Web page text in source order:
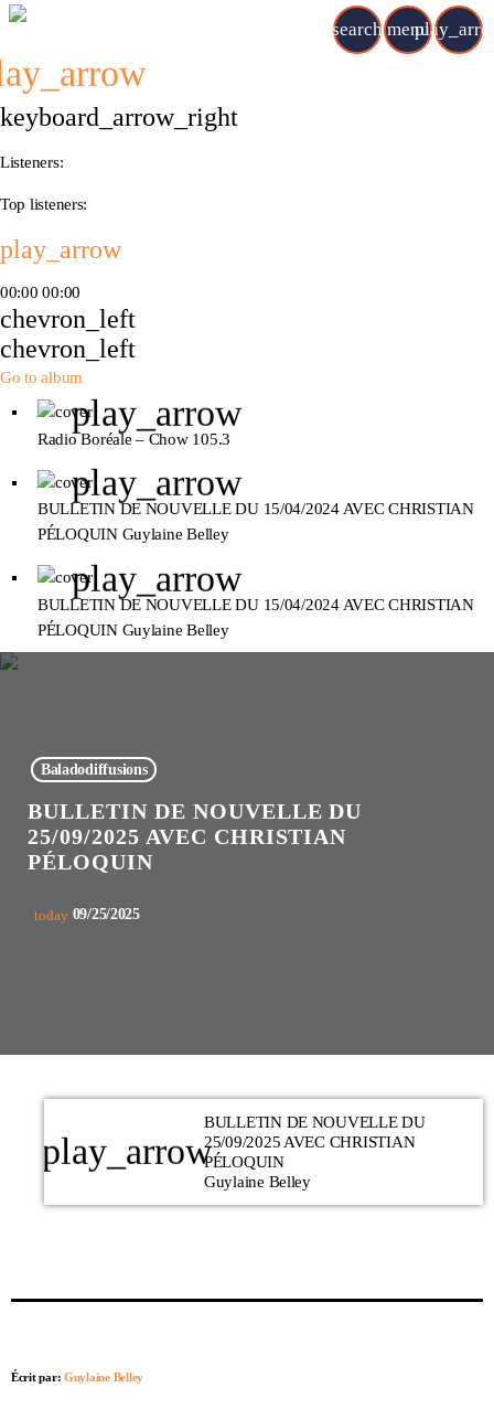
keyboard_arrow_right
Listeners:
Top listeners:
play_arrow
00:00 00:00
chevron_left
chevron_left
Go to album
play_arrow
Radio Boréale – Chow 105.3
play_arrow
BULLETIN DE NOUVELLE DU 15/04/2024 AVEC CHRISTIAN
PÉLOQUIN Guylaine Belley
play_arrow
BULLETIN DE NOUVELLE DU 15/04/2024 AVEC CHRISTIAN
PÉLOQUIN Guylaine Belley
search menu
Baladodiffusions
BULLETIN DE NOUVELLE DU
25/09/2025 AVEC CHRISTIAN
PÉLOQUIN
today 09/25/2025
play_arrow
BULLETIN DE NOUVELLE DU
25/09/2025 AVEC CHRISTIAN
PÉLOQUIN
Guylaine Belley
Écrit par:Guylaine Belley